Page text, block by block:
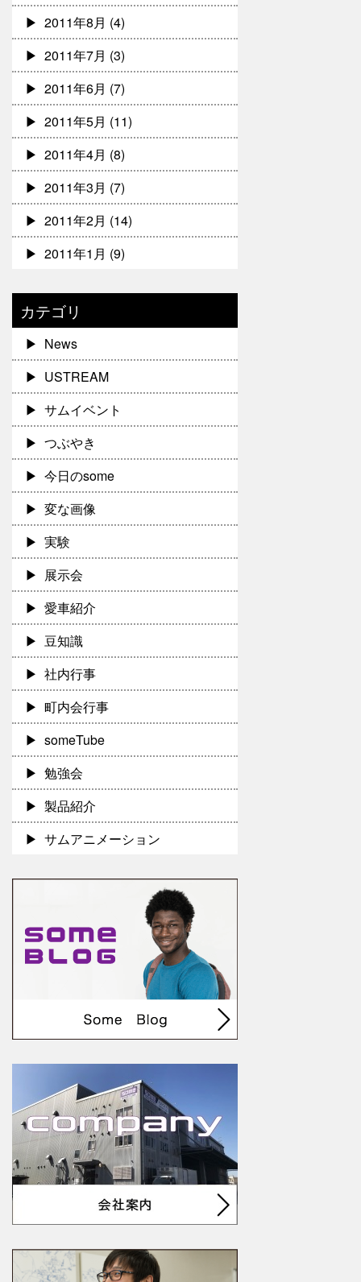
2011年8月 (4)
2011年7月 (3)
2011年6月 (7)
2011年5月 (11)
2011年4月 (8)
2011年3月 (7)
2011年2月 (14)
2011年1月 (9)
カテゴリ
News
USTREAM
サムイベント
つぶやき
今日のsome
変な画像
実験
展示会
愛車紹介
豆知識
社内行事
町内会行事
someTube
勉強会
製品紹介
サムアニメーション